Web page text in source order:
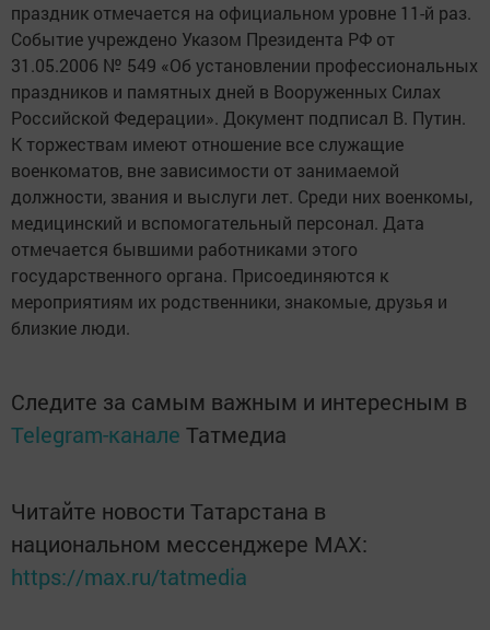
праздник отмечается на официальном уровне 11-й раз.
Событие учреждено Указом Президента РФ от
31.05.2006 № 549 «Об установлении профессиональных
праздников и памятных дней в Вооруженных Силах
Российской Федерации». Документ подписал В. Путин.
К торжествам имеют отношение все служащие
военкоматов, вне зависимости от занимаемой
должности, звания и выслуги лет. Среди них военкомы,
медицинский и вспомогательный персонал. Дата
отмечается бывшими работниками этого
государственного органа. Присоединяются к
мероприятиям их родственники, знакомые, друзья и
близкие люди.
Следите за самым важным и интересным в
Telegram-канале Татмедиа
Читайте новости Татарстана в
национальном мессенджере MАХ:
https://max.ru/tatmedia